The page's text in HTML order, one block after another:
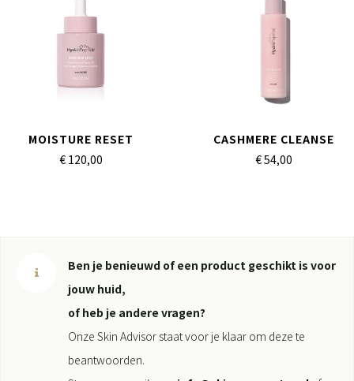
MOISTURE RESET
€ 120,00
CASHMERE CLEANSE
€ 54,00
Ben je benieuwd of een product geschikt is voor
jouw huid,
of heb je andere vragen?
Onze Skin Advisor staat voor je klaar om deze te
beantwoorden.